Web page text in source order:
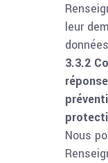
leur
3.3.2
Nous